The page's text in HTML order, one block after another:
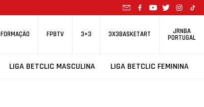
FORMAÇÃO FPBTV 3×3 3X3BASKETART JRNBA
PORTUGAL
LIGA BETCLIC MASCULINA LIGA BETCLIC FEMININA